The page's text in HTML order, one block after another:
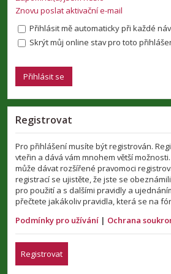
Znovu poslat aktivační e-mail
Přihlásit mě automaticky při každé
Skrýt můj online stav pro toto
Registrovat
Pro přihlášení musíte být registrován.
vteřin a dává vám mnohem větší
může dávat rozšířené pravomoci
registrací se ujistěte, že jste se
pro použití a s dalšími pravidly a
přečtete jakákoliv pravidla, která se na
Podmínky pro užívání | Ochrana
Registrovat